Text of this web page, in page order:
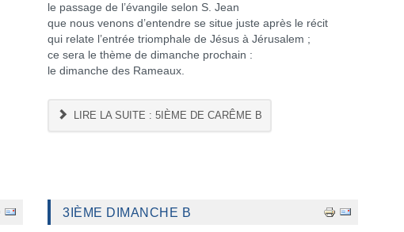
le passage de l’évangile selon S. Jean
que nous venons d’entendre se situe juste après le récit
qui relate l’entrée triomphale de Jésus à Jérusalem ;
ce sera le thème de dimanche prochain :
le dimanche des Rameaux.
LIRE LA SUITE : 5IÈME DE CARÊME B
3IÈME DIMANCHE B